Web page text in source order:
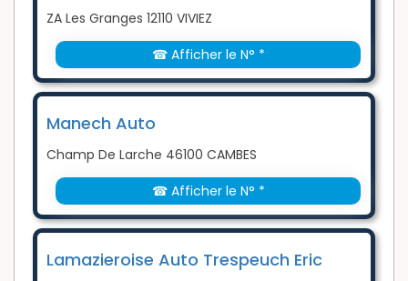
ZA Les Granges 12110 VIVIEZ
☎ Afficher le N° *
Manech Auto
Champ De Larche 46100 CAMBES
☎ Afficher le N° *
Lamazieroise Auto Trespeuch Eric